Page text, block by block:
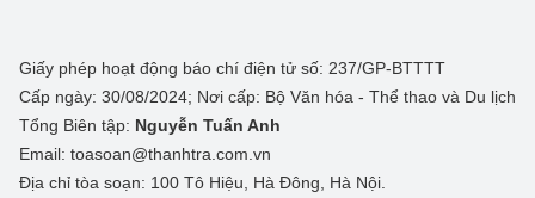
Giấy phép hoạt động báo chí điện tử số: 237/GP-BTTTT
Cấp ngày: 30/08/2024; Nơi cấp: Bộ Văn hóa - Thể thao và Du lịch
Tổng Biên tập: Nguyễn Tuấn Anh
Email: toasoan@thanhtra.com.vn
Địa chỉ tòa soạn: 100 Tô Hiệu, Hà Đông, Hà Nội.